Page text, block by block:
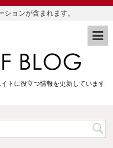
ョンが含まれます。
トに役立つ情報を更新しています